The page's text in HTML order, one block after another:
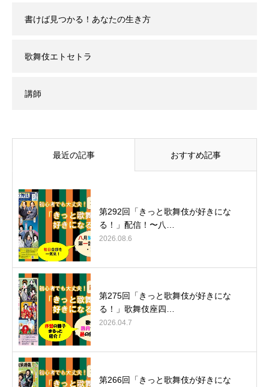
書けば見つかる！あなたの生き方
歌舞伎エトセトラ
講師
最近の記事 おすすめ記事
第292回「きっと歌舞伎が好きにな
る！」配信！〜八…
2026.08.6
第275回「きっと歌舞伎が好きにな
る！」歌舞伎座四…
2026.04.7
第266回「きっと歌舞伎が好きにな